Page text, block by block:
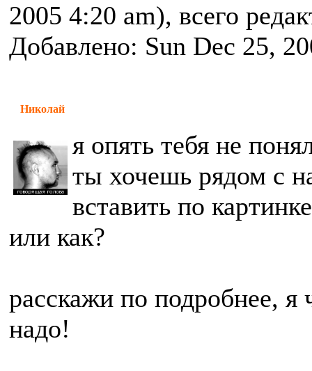
2005 4:20 am), всего
Добавлено: Sun Dec 25,
Николай
я опять тебя не
ты хочешь рядом с
вставить по
или как?
расскажи по подробнее,
надо!